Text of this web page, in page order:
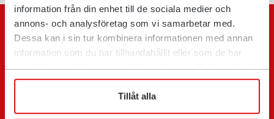
information från din enhet till de sociala medier och
annons- och analysföretag som vi samarbetar med.
Dessa kan i sin tur kombinera informationen med annan
information som du har tillhandahållit eller som de har
när som helst återkalla ditt lämnade samtycke.
Tillåt alla
Kontaktformulär
Har du frågor, funderingar eller synpunkter? Fyll i
din fråga så snart vi kan.